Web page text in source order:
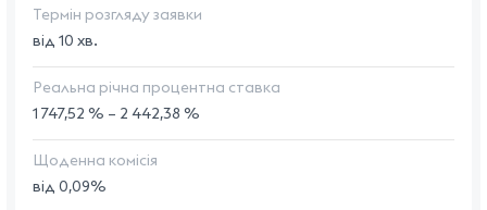
Термін розгляду заявки
від 10 хв.
Реальна річна процентна ставка
1 747,52 % – 2 442,38 %
Щоденна комісія
від 0,09%